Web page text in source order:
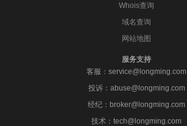
Whois查询
域名查询
网站地图
服务支持
客服：service@longming.com
投诉：abuse@longming.com
经纪：broker@longming.com
技术：tech@longming.com